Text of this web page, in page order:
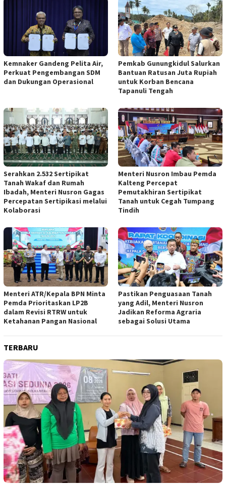
Kemnaker Gandeng Pelita Air,
Perkuat Pengembangan SDM
dan Dukungan Operasional
Pemkab Gunungkidul Salurkan
Bantuan Ratusan Juta Rupiah
untuk Korban Bencana
Tapanuli Tengah
Serahkan 2.532 Sertipikat
Tanah Wakaf dan Rumah
Ibadah, Menteri Nusron Gagas
Percepatan Sertipikasi melalui
Kolaborasi
Menteri Nusron Imbau Pemda
Kalteng Percepat
Pemutakhiran Sertipikat
Tanah untuk Cegah Tumpang
Tindih
Menteri ATR/Kepala BPN Minta
Pemda Prioritaskan LP2B
dalam Revisi RTRW untuk
Ketahanan Pangan Nasional
Pastikan Penguasaan Tanah
yang Adil, Menteri Nusron
Jadikan Reforma Agraria
sebagai Solusi Utama
TERBARU